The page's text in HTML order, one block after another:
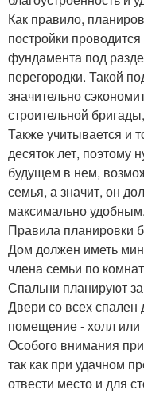
Как правило,
постройки
фундамента под
перегородки. Такой
значительно
строительной
Также учитывается и
десяток лет, поэтому
будущем в нем,
семья, а значит, он
максимально удобным.
Правила планировки
Дом должен иметь
члена семьи по
Спальни планируют
Двери со всех
помещение - холл или
Особого внимания при
так как при удачном
отвести место и для